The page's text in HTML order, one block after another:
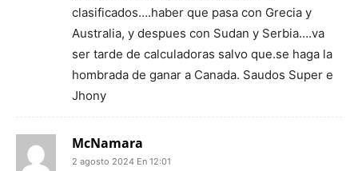
clasificados….haber que pasa con Grecia y
Australia, y despues con Sudan y Serbia….va
ser tarde de calculadoras salvo que.se haga la
hombrada de ganar a Canada. Saudos Super e
Jhony
McNamara
2 agosto 2024 En 12:01